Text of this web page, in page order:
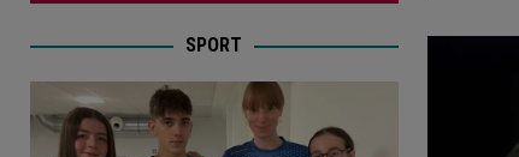
SPORT